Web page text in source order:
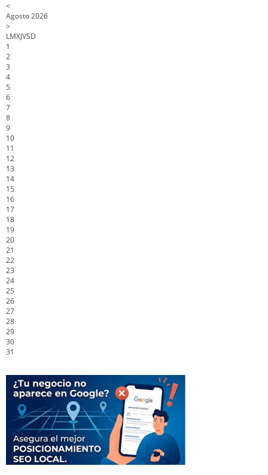
<
Agosto 2026
>
LMXJVSD
1
2
3
4
5
6
7
8
9
10
11
12
13
14
15
16
17
18
19
20
21
22
23
24
25
26
27
28
29
30
31